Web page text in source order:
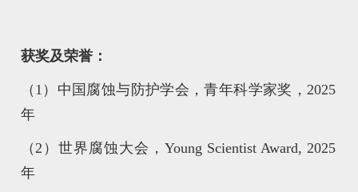
获奖及荣誉：
（1）中国腐蚀与防护学会，青年科学家奖，2025
年
（2）世界腐蚀大会，Young Scientist Award, 2025
年